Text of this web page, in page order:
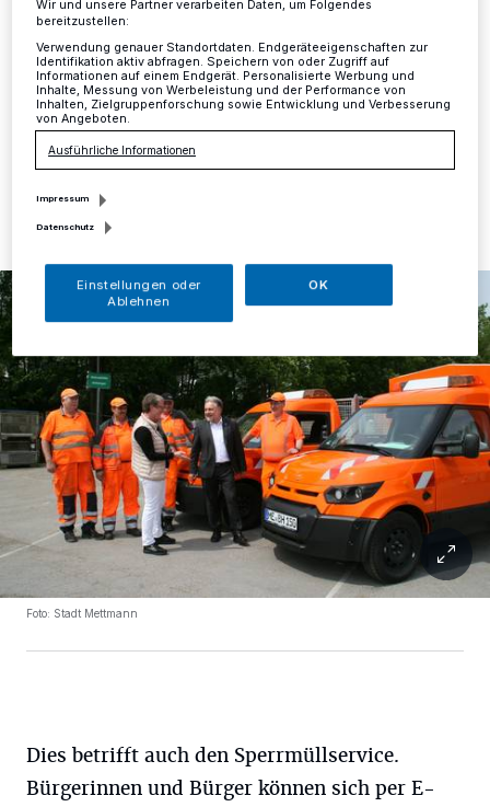
Mettmann·Die Zentrale des Baubetriebshofes ist aus
Krankheitsgründen bis auf Weiteres nicht besetzt.
09.09.2019 , 14:59 Uhr Eine Minute Lesezeit
Foto: Stadt Mettmann
Dies betrifft auch den Sperrmüllservice.
Bürgerinnen und Bürger können sich per E-
Wir und unsere Partner verarbeiten Daten, um Folgendes
bereitzustellen:
Verwendung genauer Standortdaten. Endgeräteeigenschaften zur
Identifikation aktiv abfragen. Speichern von oder Zugriff auf
Informationen auf einem Endgerät. Personalisierte Werbung und
Inhalte, Messung von Werbeleistung und der Performance von
Inhalten, Zielgruppenforschung sowie Entwicklung und Verbesserung
von Angeboten.
Ausführliche Informationen
Impressum
Datenschutz
Einstellungen oder
Ablehnen
OK